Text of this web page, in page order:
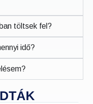
töltsek fel?
idő?